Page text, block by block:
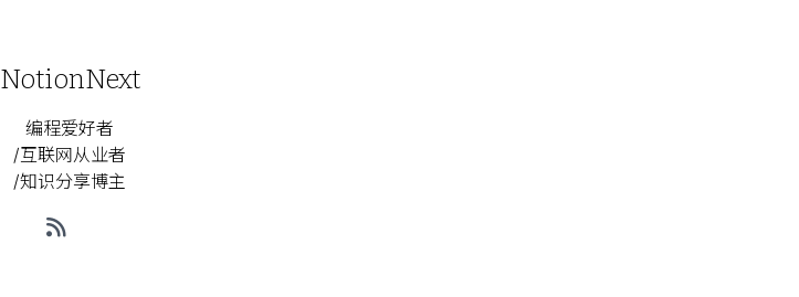
NotionNext
编程爱好者
/互联网从业者
/知识分享博主